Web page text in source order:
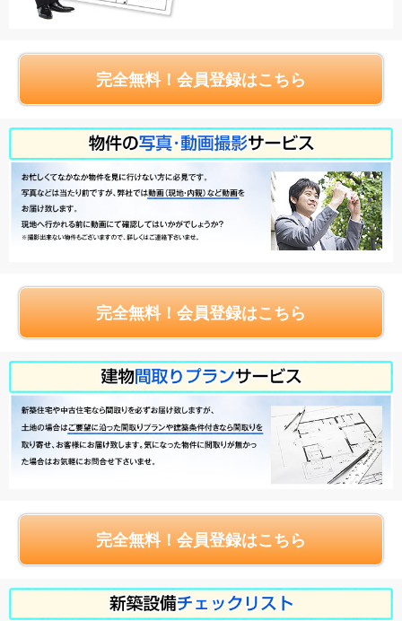
完全無料！会員登録はこちら
完全無料！会員登録はこちら
完全無料！会員登録はこちら